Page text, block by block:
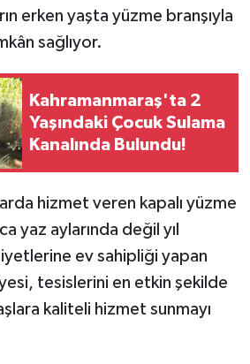
erken yaşta yüzme branşıyla
sağlıyor.
Kahramanmaraş'ta 2
Yaşındaki Çocuk Sulama
Kanalında Bulundu!
hizmet veren kapalı yüzme
yaz aylarında değil yıl
ev sahipliği yapan
tesislerini en etkin şekilde
kaliteli hizmet sunmayı